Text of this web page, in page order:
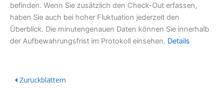
befinden. Wenn Sie zusätzlich den Check-Out erfassen,
haben Sie auch bei hoher Fluktuation jederzeit den
Überblick. Die minutengenauen Daten können Sie innerhalb
der Aufbewahrungsfrist im Protokoll einsehen. Details
Zurückblättern